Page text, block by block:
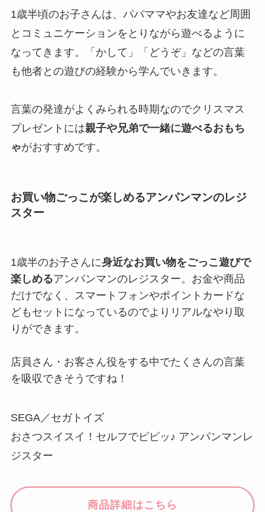
1歳半頃のお子さんは、パパママやお友達など周囲
とコミュニケーションをとりながら遊べるように
なってきます。「かして」「どうぞ」などの言葉
も他者との遊びの経験から学んでいきます。
言葉の発達がよくみられる時期なのでクリスマス
プレゼントには親子や兄弟で一緒に遊べるおもち
ゃがおすすめです。
お買い物ごっこが楽しめるアンパンマンのレジ
スター
1歳半のお子さんに身近なお買い物をごっこ遊びで
楽しめるアンパンマンのレジスター。お金や商品
だけでなく、スマートフォンやポイントカードな
どもセットになっているのでよりリアルなやり取
りができます。
店員さん・お客さん役をする中でたくさんの言葉
を吸収できそうですね！
SEGA／セガトイズ
おさつスイスイ！セルフでピピッ♪ アンパンマンレ
ジスター
商品詳細はこちら